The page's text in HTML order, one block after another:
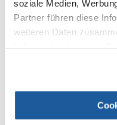
soziale Medien,
Partner führen diese
weiteren Daten
Kaliumchlorid, Beta-Glucane
MSM (Methylsulfonylmethan)
(Kupfersulfatpentahydrat) - 3
/ Jod (Calciumiodat) - 0,3 mg.